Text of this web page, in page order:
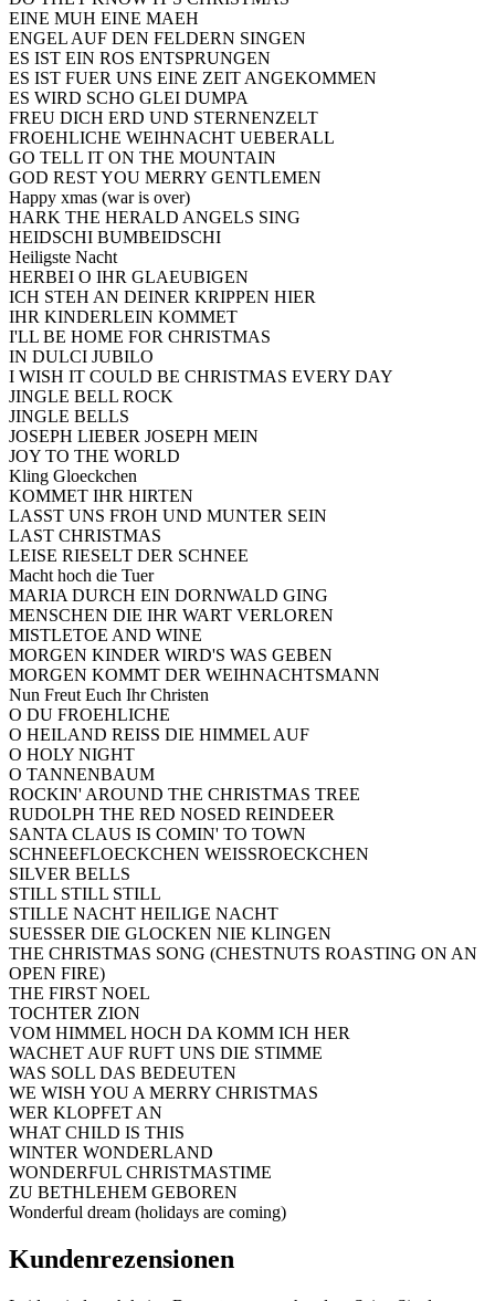
EINE MUH EINE MAEH
ENGEL AUF DEN FELDERN SINGEN
ES IST EIN ROS ENTSPRUNGEN
ES IST FUER UNS EINE ZEIT ANGEKOMMEN
ES WIRD SCHO GLEI DUMPA
FREU DICH ERD UND STERNENZELT
FROEHLICHE WEIHNACHT UEBERALL
GO TELL IT ON THE MOUNTAIN
GOD REST YOU MERRY GENTLEMEN
Happy xmas (war is over)
HARK THE HERALD ANGELS SING
HEIDSCHI BUMBEIDSCHI
Heiligste Nacht
HERBEI O IHR GLAEUBIGEN
ICH STEH AN DEINER KRIPPEN HIER
IHR KINDERLEIN KOMMET
I'LL BE HOME FOR CHRISTMAS
IN DULCI JUBILO
I WISH IT COULD BE CHRISTMAS EVERY DAY
JINGLE BELL ROCK
JINGLE BELLS
JOSEPH LIEBER JOSEPH MEIN
JOY TO THE WORLD
Kling Gloeckchen
KOMMET IHR HIRTEN
LASST UNS FROH UND MUNTER SEIN
LAST CHRISTMAS
LEISE RIESELT DER SCHNEE
Macht hoch die Tuer
MARIA DURCH EIN DORNWALD GING
MENSCHEN DIE IHR WART VERLOREN
MISTLETOE AND WINE
MORGEN KINDER WIRD'S WAS GEBEN
MORGEN KOMMT DER WEIHNACHTSMANN
Nun Freut Euch Ihr Christen
O DU FROEHLICHE
O HEILAND REISS DIE HIMMEL AUF
O HOLY NIGHT
O TANNENBAUM
ROCKIN' AROUND THE CHRISTMAS TREE
RUDOLPH THE RED NOSED REINDEER
SANTA CLAUS IS COMIN' TO TOWN
SCHNEEFLOECKCHEN WEISSROECKCHEN
SILVER BELLS
STILL STILL STILL
STILLE NACHT HEILIGE NACHT
SUESSER DIE GLOCKEN NIE KLINGEN
THE CHRISTMAS SONG (CHESTNUTS ROASTING ON AN
OPEN FIRE)
THE FIRST NOEL
TOCHTER ZION
VOM HIMMEL HOCH DA KOMM ICH HER
WACHET AUF RUFT UNS DIE STIMME
WAS SOLL DAS BEDEUTEN
WE WISH YOU A MERRY CHRISTMAS
WER KLOPFET AN
WHAT CHILD IS THIS
WINTER WONDERLAND
WONDERFUL CHRISTMASTIME
ZU BETHLEHEM GEBOREN
Wonderful dream (holidays are coming)
Kundenrezensionen